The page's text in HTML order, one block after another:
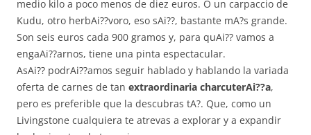
medio kilo a poco menos de diez euros. O un carpaccio de
Kudu, otro herbAi??voro, eso sAi??, bastante mA?s grande.
Son seis euros cada 900 gramos y, para quAi?? vamos a
engaAi??arnos, tiene una pinta espectacular.
AsAi?? podrAi??amos seguir hablado y hablando la variada
oferta de carnes de tan extraordinaria charcuterAi??a,
pero es preferible que la descubras tA?. Que, como un
Livingstone cualquiera te atrevas a explorar y a expandir